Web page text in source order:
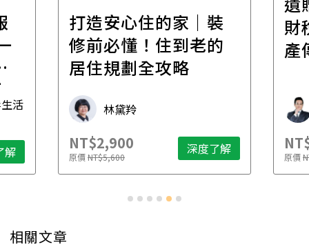
活
解
打造安心住的家｜裝
修前必懂！住到老的
居住規劃全攻略
林黛羚
NT$2,900
原價NT$5,600 深度了解
財
產
原價
相關文章